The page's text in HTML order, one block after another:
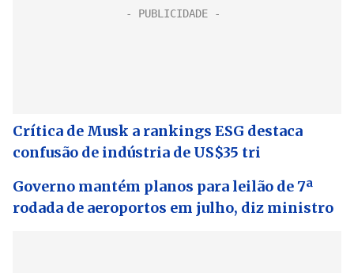
Crítica de Musk a rankings ESG destaca
confusão de indústria de US$35 tri
Governo mantém planos para leilão de 7ª
rodada de aeroportos em julho, diz ministro